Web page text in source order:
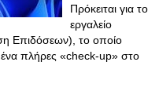
Πρόκειται για το
εργαλείο
Επιδόσεων), το οποίο
ένα πλήρες «check-up» στο